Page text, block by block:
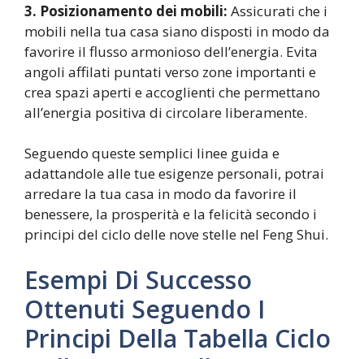
3. Posizionamento dei mobili: Assicurati che i
mobili nella tua casa siano disposti in modo da
favorire il flusso armonioso dell’energia. Evita
angoli affilati puntati verso zone importanti e
crea spazi aperti e accoglienti che permettano
all’energia positiva di circolare liberamente.
Seguendo queste semplici linee guida e
adattandole alle tue esigenze personali, potrai
arredare la tua casa in modo da favorire il
benessere, la prosperità e la felicità secondo i
principi del ciclo delle nove stelle nel Feng Shui.
Esempi Di Successo
Ottenuti Seguendo I
Principi Della Tabella Ciclo